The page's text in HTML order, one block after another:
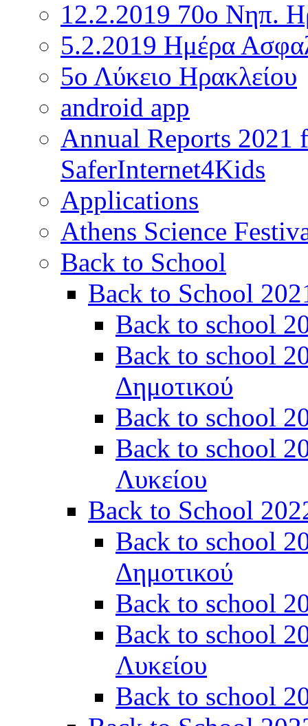
12.2.2019 70o Νηπ.
5.2.2019 Ημέρα
5ο Λύκειο Ηρακλείου
android app
Annual Reports 2021
SaferInternet4Kids
Applications
Athens Science
Back to School
Back to School
Back to school
Back to school
Δημοτικού
Back to school
Back to school
Λυκείου
Back to School
Back to school
Δημοτικού
Back to school
Back to school
Λυκείου
Back to school